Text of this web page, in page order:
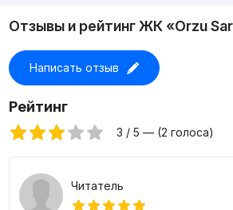
инфраструктурой, благодаря
этаже торговой зоне с
Цены на квартиры в жилом
Saroyi
К покупке доступны 1, 2 и 3-х
балконами площадью от 47 до 88
Квартиры сдаются с черновой
Отзывы и рейтинг ЖК «Orzu
Написать отзыв
Рейтинг
3 / 5 — (2 голоса)
Читатель